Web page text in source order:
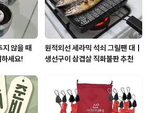
는 낮은 ..
않을 때
세요!
원적외선 세라믹 석쇠 그릴팬 대｜
생선구이 삼겹살 직화불판 추천